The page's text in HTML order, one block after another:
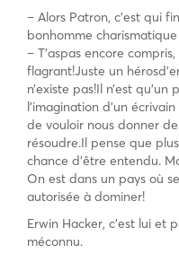
– Alors Patron, c’est qui
bonhomme
– T’aspas encore
flagrant!Juste un
n’existe pas!Il n’est
l’imagination d’un
de vouloir nous donner
résoudre.Il pense que
chance d’être entendu.
On est dans un pays où
autorisée à dominer!
Erwin Hacker, c’est lui et
méconnu.